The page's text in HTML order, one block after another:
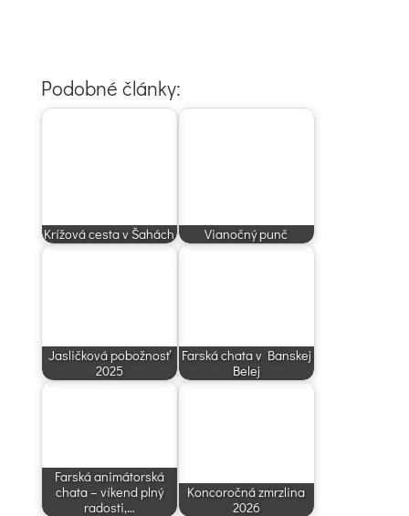
Podobné články:
Krížová cesta v Šahách Vianočný punč
Jasličková pobožnosť
2025
Farská chata v Banskej
Belej
Farská animátorská
chata – víkend plný
radosti,…
Koncoročná zmrzlina
2026